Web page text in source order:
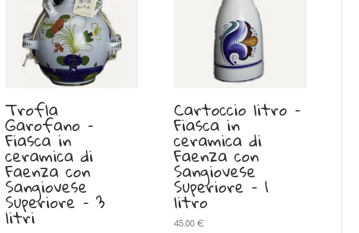
Trofla
Garofano –
Fiasca in
ceramica di
Faenza con
Sangiovese
Superiore – 3
litri
Cartoccio litro –
Fiasca in
ceramica di
Faenza con
Sangiovese
Superiore – 1
litro
45.00 €